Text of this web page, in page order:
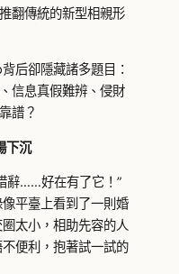
翻傳統的新型相親形
后卻隱藏諸多題目：
信息真假難辨、侵財
譜？
下沉
辭……好在有了它！”
平臺上看到了一則婚
太小，相助先容的人
便利，抱著試一試的